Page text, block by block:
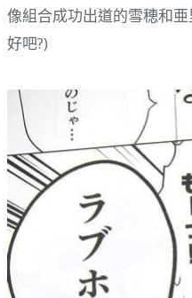
像組合成功出道的雪穂和
好吧?)